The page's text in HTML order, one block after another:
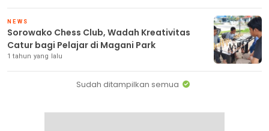
NEWS
Sorowako Chess Club, Wadah Kreativitas
Catur bagi Pelajar di Magani Park
1 tahun yang lalu
Sudah ditampilkan semua